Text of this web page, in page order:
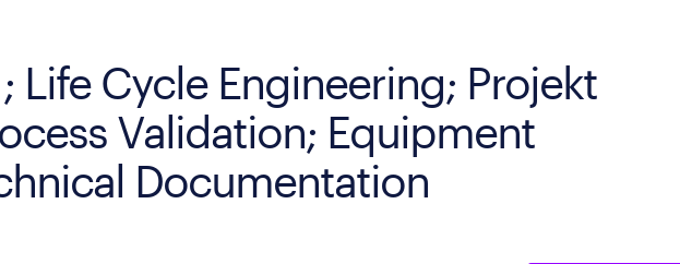
Life Cycle Engineering; Projekt
Validation; Equipment
Documentation